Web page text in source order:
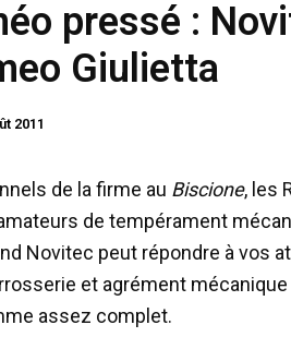
pressé :
Giulietta
2011
de la firme au Biscione, les
de tempérament
Novitec peut répondre à vos
et agrément
assez complet.